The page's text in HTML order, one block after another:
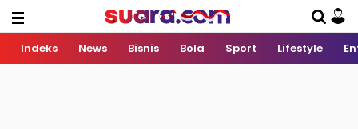
Indeks News Bisnis Bola Sport Lifestyle